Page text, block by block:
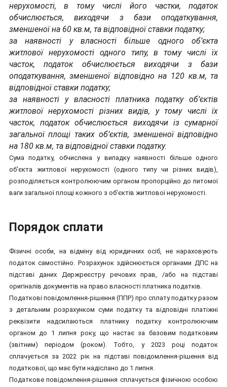
нерухомості, в тому числі його частки, податок
обчислюється, виходячи з бази оподаткування,
зменшеної на 60 кв.м, та відповідної ставки податку;
за наявності у власності більше одного об’єкта
житлової нерухомості одного типу, в тому числі їх
часток, податок обчислюється виходячи з бази
оподаткування, зменшеної відповідно на 120 кв.м, та
відповідної ставки податку;
за наявності у власності платника податку об’єктів
житлової нерухомості різних видів, у тому числі їх
часток, податок обчислюється виходячи із сумарної
загальної площі таких об’єктів, зменшеної відповідно
на 180 кв.м, та відповідної ставки податку.
Сума податку, обчислена у випадку наявності більше одного
об'єкта житлової нерухомості (одного типу чи різних видів),
розподіляється контролюючим органом пропорційно до питомої
ваги загальної площі кожного з об’єктів житлової нерухомості.
Порядок сплати
Фізичні особи, на відміну від юридичних осіб, не нараховують
податок самостійно. Розрахунок здійснюється органами ДПС на
підставі даних Держреєстру речових прав, /або на підставі
оригіналів документів на право власності платника податків.
Податкові повідомлення-рішення (ППР) про сплату податку разом
з детальним розрахунком суми податку та відповідні платіжні
реквізити надсилаються платнику податку контролюючим
органом до 1 липня року, що настає за базовим податковим
(звітним) періодом (роком). Тобто, у 2023 році податок
сплачується за 2022 рік на підставі повідомлення-рішення від
податкової, що має бути надіслано до 1 липня.
Податкове повідомлення-рішення сплачується фізичною особою